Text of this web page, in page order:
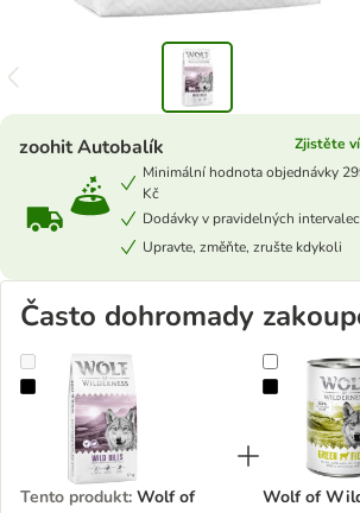
zoohit Autobalík
Zjistěte
Minimální hodnota objednávky
Kč
Dodávky v pravidelných
Upravte, změňte, zrušte kdykoli
Často dohromady
Wolf of Wilderness Adult "Wild Hills"
Tento produkt: Wolf of
Wolf of
Wolf of